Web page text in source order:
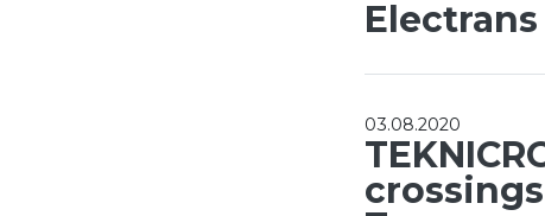
Electrans
03.08.2020